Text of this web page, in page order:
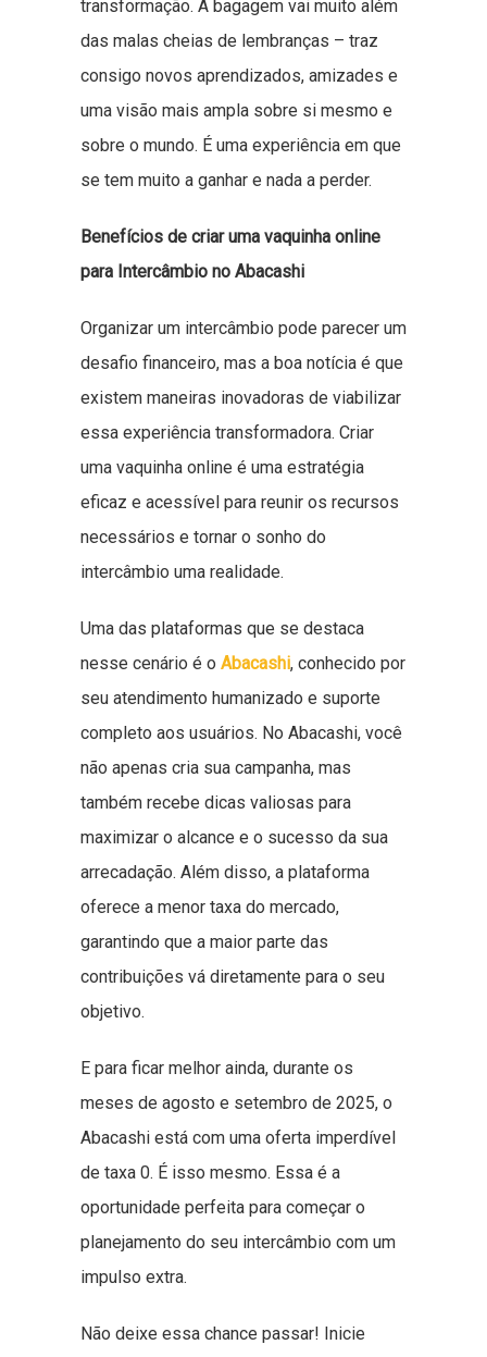
transformação. A bagagem vai muito além
das malas cheias de lembranças – traz
consigo novos aprendizados, amizades e
uma visão mais ampla sobre si mesmo e
sobre o mundo. É uma experiência em que
se tem muito a ganhar e nada a perder.
Benefícios de criar uma vaquinha online
para Intercâmbio no Abacashi
Organizar um intercâmbio pode parecer um
desafio financeiro, mas a boa notícia é que
existem maneiras inovadoras de viabilizar
essa experiência transformadora. Criar
uma vaquinha online é uma estratégia
eficaz e acessível para reunir os recursos
necessários e tornar o sonho do
intercâmbio uma realidade.
Uma das plataformas que se destaca
nesse cenário é o Abacashi, conhecido por
seu atendimento humanizado e suporte
completo aos usuários. No Abacashi, você
não apenas cria sua campanha, mas
também recebe dicas valiosas para
maximizar o alcance e o sucesso da sua
arrecadação. Além disso, a plataforma
oferece a menor taxa do mercado,
garantindo que a maior parte das
contribuições vá diretamente para o seu
objetivo.
E para ficar melhor ainda, durante os
meses de agosto e setembro de 2025, o
Abacashi está com uma oferta imperdível
de taxa 0. É isso mesmo. Essa é a
oportunidade perfeita para começar o
planejamento do seu intercâmbio com um
impulso extra.
Não deixe essa chance passar! Inicie